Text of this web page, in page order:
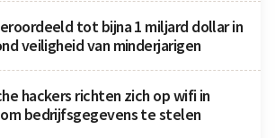
tot bijna 1 miljard dollar in
veiligheid van minderjarigen
hackers richten zich op wifi in
bedrijfsgegevens te stelen